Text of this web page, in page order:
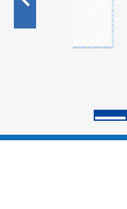
の
ラ
イ